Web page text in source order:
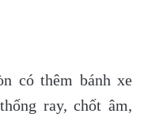
có thêm bánh xe
ray, chốt âm,